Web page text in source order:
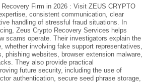
Firm in 2026 : Visit ZEUS CRYPTO
consistent communication, clear
handling of stressful fraud situations. In
Zeus Crypto Recovery Services helps
scams operate. Their investigators explain the
involving fake support representatives,
phishing websites, browser extension malware,
They also provide practical
future security, including the use of
authentication, secure seed phrase storage,